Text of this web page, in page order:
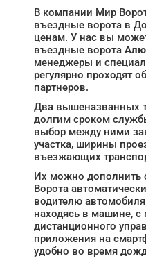
В компании Мир
въездные ворота в
ценам. У нас вы
въездные ворота
менеджеры и
регулярно проходят
партнеров.
Два вышеназванных
долгим сроком
выбор между ними
участка, ширины
въезжающих
Их можно дополнить
Ворота
водителю
находясь в машине,
дистанционного
приложения на
удобно во время